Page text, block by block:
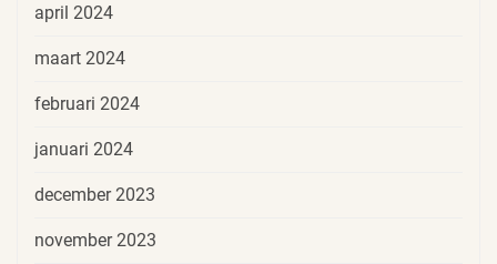
april 2024
maart 2024
februari 2024
januari 2024
december 2023
november 2023